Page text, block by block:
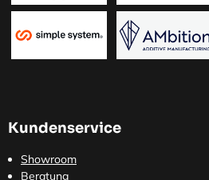
Kundenservice
Showroom
Beratung